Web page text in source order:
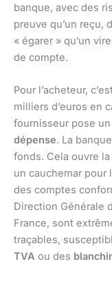
banque, avec des
preuve qu’un reçu,
« égarer » qu’un
de compte.
Pour l’acheteur,
milliers d’euros en
fournisseur pose
dépense. La
fonds. Cela ouvre
un cauchemar pour
des comptes
Direction Générale
France, sont
traçables,
TVA ou des